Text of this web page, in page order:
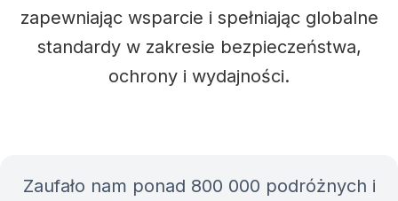
zapewniając wsparcie i spełniając globalne
standardy w zakresie bezpieczeństwa,
ochrony i wydajności.
Zaufało nam ponad 800 000 podróżnych i